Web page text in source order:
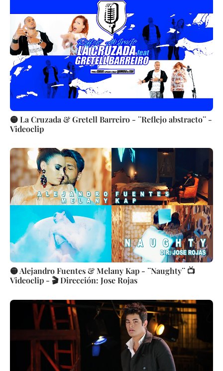
🟡 La Cruzada & Gretell Barreiro - ¨Reflejo abstracto¨ -
Videoclip
🟡 Alejandro Fuentes & Melany Kap - ¨Naughty¨ 📺
Videoclip - 🎬 Dirección: Jose Rojas